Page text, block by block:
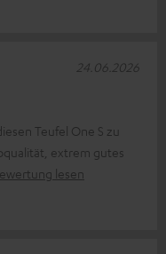
Teufel One S zu
extrem gutes
lesen
24.06.2026